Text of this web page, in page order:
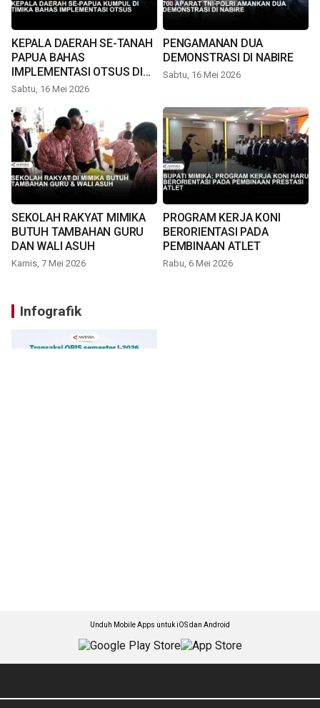
KEPALA DAERAH SE-TANAH
PAPUA BAHAS
IMPLEMENTASI OTSUS DI
TIMIKA
Sabtu, 16 Mei 2026
PENGAMANAN DUA
DEMONSTRASI DI NABIRE
Sabtu, 16 Mei 2026
SEKOLAH RAKYAT MIMIKA
BUTUH TAMBAHAN GURU
DAN WALI ASUH
Kamis, 7 Mei 2026
PROGRAM KERJA KONI
BERORIENTASI PADA
PEMBINAAN ATLET
Rabu, 6 Mei 2026
Infografik
Unduh Mobile Apps untuk iOS dan Android